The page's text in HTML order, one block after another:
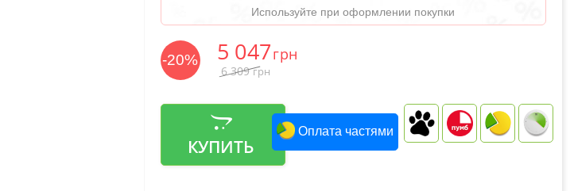
Используйте при оформлении покупки
-20% 5 047грн
6 309грн
КУПИТЬ
Оплата частями